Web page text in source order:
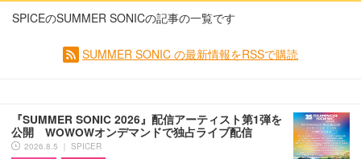
SPICEのSUMMER SONICの記事の一覧です
SUMMER SONIC の最新情報をRSSで購読
『SUMMER SONIC 2026』配信アーティスト第1弾を
公開 WOWOWオンデマンドで独占ライブ配信
2026.8.5 ｜ SPICER